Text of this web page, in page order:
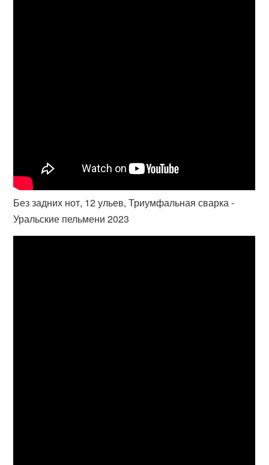
Без задних нот, 12 ульев, Триумфальная сварка -
Уральские пельмени 2023